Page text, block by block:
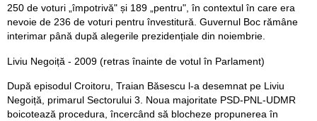
250 de voturi „împotrivă" și 189 „pentru", în contextul în care era
nevoie de 236 de voturi pentru învestitură. Guvernul Boc rămâne
interimar până după alegerile prezidențiale din noiembrie.
Liviu Negoiță - 2009 (retras înainte de votul în Parlament)
După episodul Croitoru, Traian Băsescu l-a desemnat pe Liviu
Negoiță, primarul Sectorului 3. Noua majoritate PSD-PNL-UDMR
boicotează procedura, încercând să blocheze propunerea în